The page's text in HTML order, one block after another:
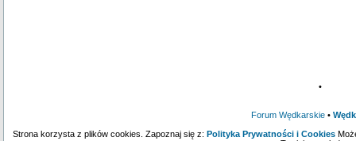
•
Forum Wędkarskie•
Strona korzysta z plików cookies. Zapoznaj się z: Polityka Prywatności i Cookies